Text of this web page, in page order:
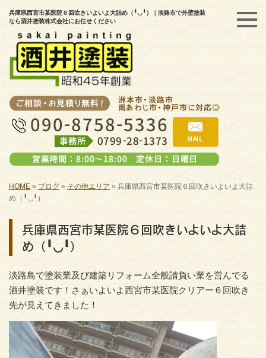
兵庫県西宮市某医院６回吹きいよいよ大詰め（╹◡╹）｜淡路市で外壁塗装
なら酒井塗装株式会社にお任せください
HOME » ブログ» その他エリア » 兵庫県西宮市某医院６回吹きいよいよ大詰
め（╹◡╹）
兵庫県西宮市某医院６回吹きいよいよ大詰
め（╹◡╹）
淡路島で塗装業及び建築リフォーム全般請負い業を営んでる
酒井塗装です！さぁいよいよ西宮市某医院クリアー６回吹き
先が見えてきました！